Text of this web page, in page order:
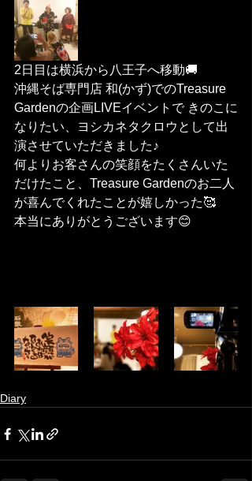
2日目は横浜から八王子へ移動🚚
沖縄そば専門店 和(かず)でのTreasure
Gardenの企画LIVEイベントで きのこに
なりたい、ヨシカネタクロウとして出
演させていただきました♪
何よりお客さんの笑顔をたくさんいた
だけたこと、Treasure Gardenのお二人
が喜んでくれたことが嬉しかった🥰
本当にありがとうございます😊
Diary